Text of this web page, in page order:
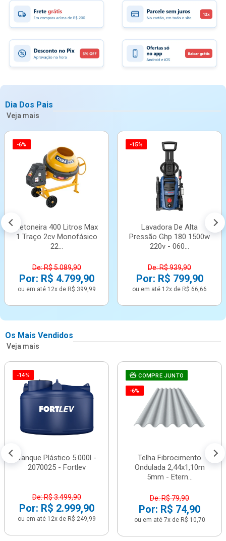
Dia Dos Pais
Veja mais
-6%
Betoneira 400 Litros Max
1 Traço 2cv Monofásico
22...
De: R$ 5.089,90
Por: R$ 4.799,90
ou em até 12x de R$ 399,99
-15%
Lavadora De Alta
Pressão Ghp 180 1500w
220v - 060...
De: R$ 939,90
Por: R$ 799,90
ou em até 12x de R$ 66,66
Os Mais Vendidos
Veja mais
-14%
Tanque Plástico 5.000l -
2070025 - Fortlev
De: R$ 3.499,90
Por: R$ 2.999,90
ou em até 12x de R$ 249,99
COMPRE JUNTO
-6%
Telha Fibrocimento
Ondulada 2,44x1,10m
5mm - Etern...
De: R$ 79,90
Por: R$ 74,90
ou em até 7x de R$ 10,70